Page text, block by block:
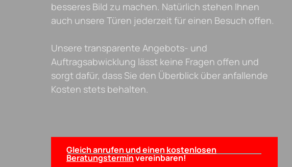
besseres Bild zu machen. Natürlich stehen Ihnen
auch unsere Türen jederzeit für einen Besuch offen.
Unsere transparente Angebots- und
Auftragsabwicklung lässt keine Fragen offen und
sorgt dafür, dass Sie den Überblick über anfallende
Kosten stets behalten.
Gleich anrufen und einen kostenlosen
Beratungsterminvereinbaren!